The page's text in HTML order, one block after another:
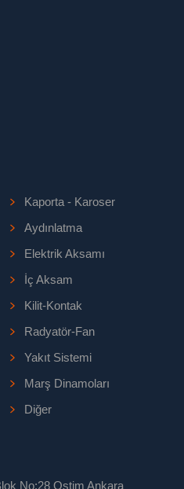
Kaporta - Karoser
Aydınlatma
Elektrik Aksamı
İç Aksam
Kilit-Kontak
Radyatör-Fan
Yakıt Sistemi
Marş Dinamoları
Diğer
No:28 Ostim Ankara